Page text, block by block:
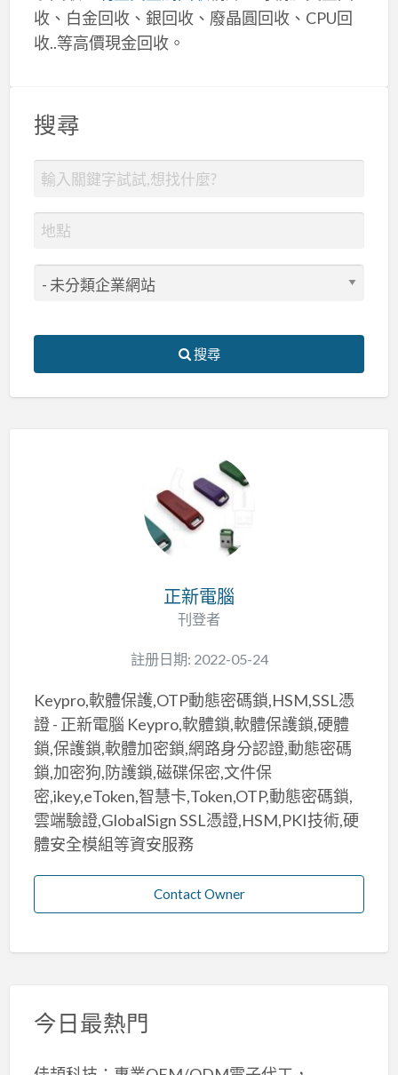
收、白金回收、銀回收、廢晶圓回收、CPU回
收..等高價現金回收。
搜尋
搜尋
正新電腦
刊登者
註册日期: 2022-05-24
Keypro,軟體保護,OTP動態密碼鎖,HSM,SSL憑
證 - 正新電腦 Keypro,軟體鎖,軟體保護鎖,硬體
鎖,保護鎖,軟體加密鎖,網路身分認證,動態密碼
鎖,加密狗,防護鎖,磁碟保密,文件保
密,ikey,eToken,智慧卡,Token,OTP,動態密碼鎖,
雲端驗證,GlobalSign SSL憑證,HSM,PKI技術,硬
體安全模組等資安服務
Contact Owner
今日最熱門